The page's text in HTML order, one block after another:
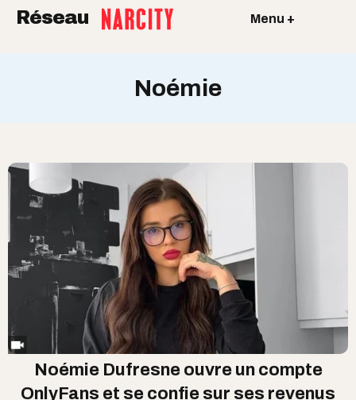
Réseau Menu +
Noémie
Noémie Dufresne ouvre un compte
OnlyFans et se confie sur ses revenus